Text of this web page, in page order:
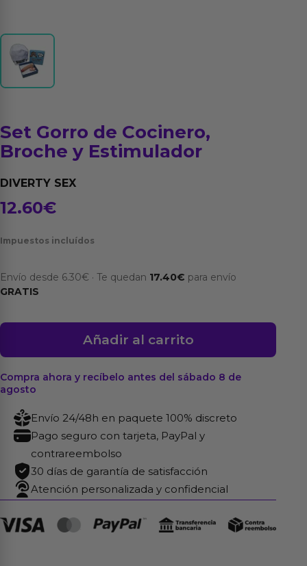
Set Gorro de Cocinero,
Broche y Estimulador
DIVERTY SEX
12.60€
Impuestos incluídos
Envío desde 6.30€ · Te quedan 17.40€ para envío
GRATIS
Set
Cocinero,
Estimulador
cantidad
Añadir al carrito
Compra ahora y recíbelo antes del sábado 8 de
agosto
Envío 24/48h en paquete 100% discreto
Pago seguro con tarjeta, PayPal y
contrareembolso
30 días de garantía de satisfacción
Atención personalizada y confidencial